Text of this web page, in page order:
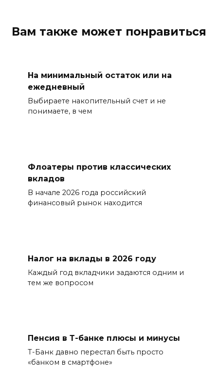
Вам также может понравиться
На минимальный остаток или на
ежедневный
Выбираете накопительный счет и не
понимаете, в чем
Флоатеры против классических
вкладов
В начале 2026 года российский
финансовый рынок находится
Налог на вклады в 2026 году
Каждый год вкладчики задаются одним и
тем же вопросом
Пенсия в Т-банке плюсы и минусы
Т-Банк давно перестал быть просто
«банком в смартфоне»